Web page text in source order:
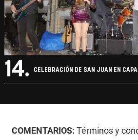
14. CELEBRACIÓN DE SAN JUAN EN
COMENTARIOS: Términos y